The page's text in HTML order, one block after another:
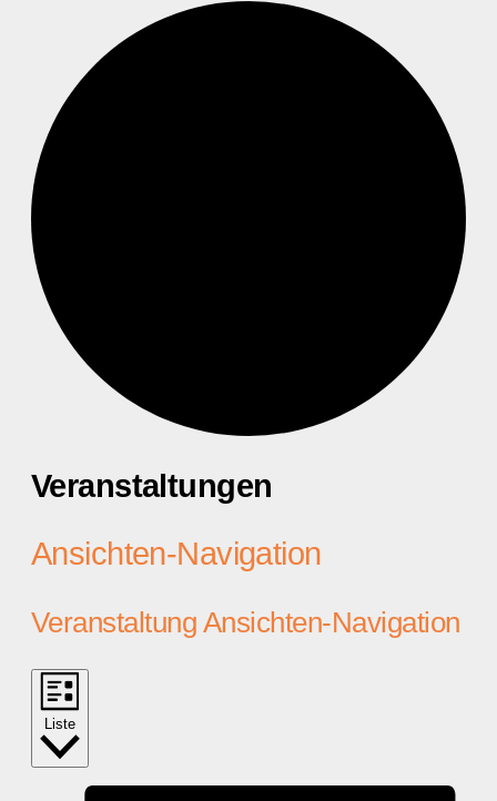
Veranstaltungen
Ansichten-Navigation
Veranstaltung Ansichten-Navigation
Liste